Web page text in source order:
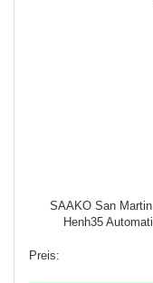
SAAKO San
Henh35